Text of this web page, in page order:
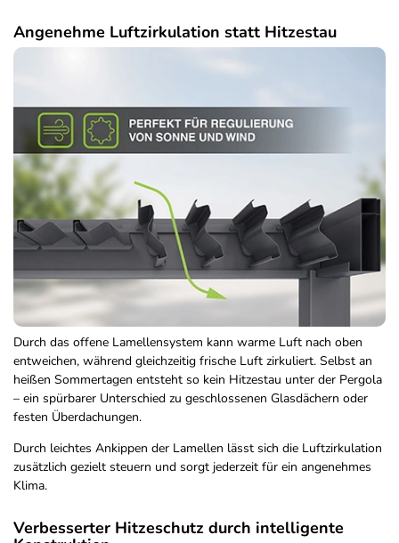
Angenehme Luftzirkulation statt Hitzestau
Durch das offene Lamellensystem kann warme Luft nach oben
entweichen, während gleichzeitig frische Luft zirkuliert. Selbst an
heißen Sommertagen entsteht so kein Hitzestau unter der Pergola
– ein spürbarer Unterschied zu geschlossenen Glasdächern oder
festen Überdachungen.
Durch leichtes Ankippen der Lamellen lässt sich die Luftzirkulation
zusätzlich gezielt steuern und sorgt jederzeit für ein angenehmes
Klima.
Verbesserter Hitzeschutz durch intelligente